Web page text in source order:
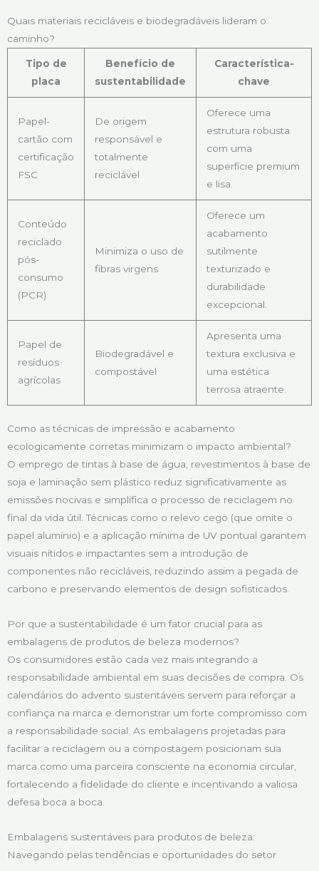
Quais materiais recicláveis e biodegradáveis lideram o
caminho?
Tipo de
placa
Benefício de
sustentabilidade
Característica-
chave
Papel-
cartão com
certificação
FSC
De origem
responsável e
totalmente
reciclável
Oferece uma
estrutura robusta
com uma
superfície premium
e lisa.
Conteúdo
reciclado
pós-
consumo
(PCR)
Minimiza o uso de
fibras virgens
Oferece um
acabamento
sutilmente
texturizado e
durabilidade
excepcional.
Papel de
resíduos
agrícolas
Biodegradável e
compostável
Apresenta uma
textura exclusiva e
uma estética
terrosa atraente.
Como as técnicas de impressão e acabamento
ecologicamente corretas minimizam o impacto ambiental?
O emprego de tintas à base de água, revestimentos à base de
soja e laminação sem plástico reduz significativamente as
emissões nocivas e simplifica o processo de reciclagem no
final da vida útil. Técnicas como o relevo cego (que omite o
papel alumínio) e a aplicação mínima de UV pontual garantem
visuais nítidos e impactantes sem a introdução de
componentes não recicláveis, reduzindo assim a pegada de
carbono e preservando elementos de design sofisticados.
Por que a sustentabilidade é um fator crucial para as
embalagens de produtos de beleza modernos?
Os consumidores estão cada vez mais integrando a
responsabilidade ambiental em suas decisões de compra. Os
calendários do advento sustentáveis servem para reforçar a
confiança na marca e demonstrar um forte compromisso com
a responsabilidade social. As embalagens projetadas para
facilitar a reciclagem ou a compostagem posicionam sua
marca como uma parceira consciente na economia circular,
fortalecendo a fidelidade do cliente e incentivando a valiosa
defesa boca a boca.
Embalagens sustentáveis para produtos de beleza:
Navegando pelas tendências e oportunidades do setor